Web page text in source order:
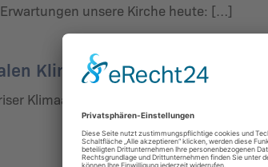
unsere Kirche heute: […]
Klimastreik am 11. April
Klimaabkommen laden die